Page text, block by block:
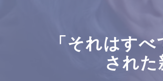
「それはす
され